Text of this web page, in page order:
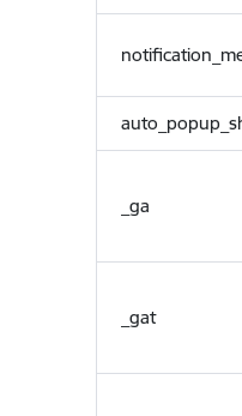
_ga
_gat